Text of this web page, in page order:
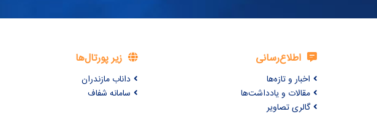
اطلاع‌رسانی
اخبار و تازه‌ها
مقالات و یادداشت‌ها
گالری تصاویر
زیر پورتال‌ها
داناب مازندران
سامانه شفاف